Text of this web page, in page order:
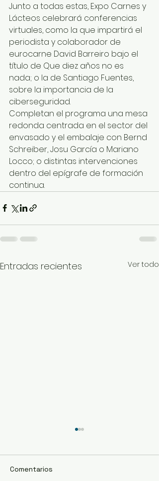
Junto a todas estas, Expo Carnes y
Lácteos celebrará conferencias
virtuales, como la que impartirá el
periodista y colaborador de
eurocarne David Barreiro bajo el
título de Que diez años no es
nada; o la de Santiago Fuentes,
sobre la importancia de la
ciberseguridad.
Completan el programa una mesa
redonda centrada en el sector del
envasado y el embalaje con Bernd
Schreiber, Josu García o Mariano
Locco; o distintas intervenciones
dentro del epígrafe de formación
continua.
Entradas recientes Ver todo
Comentarios